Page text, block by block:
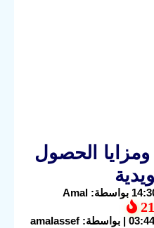
الحصول
تاريخ الإضافة: 2023-07-26 14:30:37 بواسطة: Amal